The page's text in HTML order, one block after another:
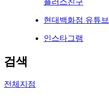
플러스친구
현대백화점 유튜브
인스타그램
검색
전체지점